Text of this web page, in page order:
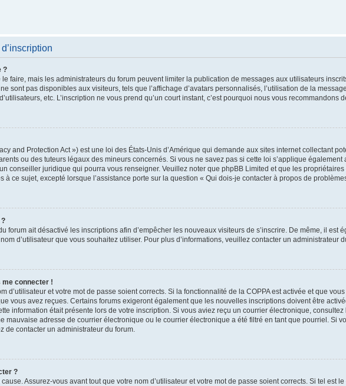
?
le faire, mais les administrateurs du forum peuvent limiter la publication de messages aux utilisateurs
sont pas disponibles aux visiteurs, tels que l’affichage d’avatars personnalisés, l’utilisation de la
etc. L’inscription ne vous prend qu’un court instant, c’est pourquoi nous vous recommandons
and Protection Act ») est une loi des États-Unis d’Amérique qui demande aux sites internet collectant
ou des tuteurs légaux des mineurs concernés. Si vous ne savez pas si cette loi s’applique
conseiller juridique qui pourra vous renseigner. Veuillez noter que phpBB Limited et que les
à ce sujet, excepté lorsque l’assistance porte sur la question « Qui dois-je contacter à propos de
?
forum ait désactivé les inscriptions afin d’empêcher les nouveaux visiteurs de s’inscrire. De même, il
d’utilisateur que vous souhaitez utiliser. Pour plus d’informations, veuillez contacter un administrateur
connecter !
d’utilisateur et votre mot de passe soient corrects. Si la fonctionnalité de la COPPA est activée et que
vous avez reçues. Certains forums exigeront également que les nouvelles inscriptions doivent être
information était présente lors de votre inscription. Si vous aviez reçu un courrier électronique,
mauvaise adresse de courrier électronique ou le courrier électronique a été filtré en tant que pourriel. Si
de contacter un administrateur du forum.
?
Assurez-vous avant tout que votre nom d’utilisateur et votre mot de passe soient corrects. Si tel est